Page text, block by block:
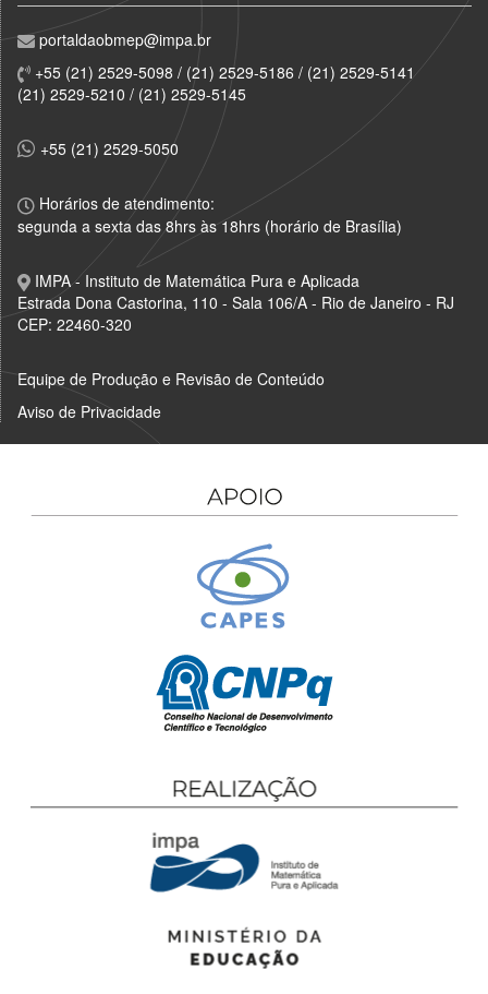
portaldaobmep@impa.br
+55 (21) 2529-5098 / (21) 2529-5186 / (21) 2529-5141
(21) 2529-5210 / (21) 2529-5145
+55 (21) 2529-5050
Horários de atendimento:
segunda a sexta das 8hrs às 18hrs (horário de Brasília)
IMPA - Instituto de Matemática Pura e Aplicada
Estrada Dona Castorina, 110 - Sala 106/A - Rio de Janeiro - RJ
CEP: 22460-320
Equipe de Produção e Revisão de Conteúdo
Aviso de Privacidade